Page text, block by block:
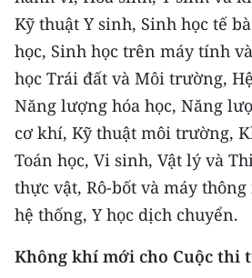
VỀ BÁO NHÂN DÂN
THỜI NAY
NHÂN DÂN CUỐI TUẦN
NHÂN DÂN HẰNG THÁNG
MUA BÁO
ĐỌC BÁO IN
Kỹ thuật Y sinh, Sinh học tế
học, Sinh học trên máy tính
học Trái đất và Môi trường,
Năng lượng hóa học, Năng
cơ khí, Kỹ thuật môi trường,
Toán học, Vi sinh, Vật lý và
thực vật, Rô-bốt và máy
hệ thống, Y học dịch chuyển.
Không khí mới cho Cuộc thi